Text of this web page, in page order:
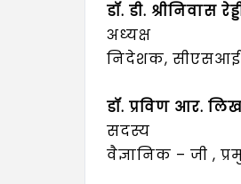
डॉ. डी. श्रीनिवास
अध्‍यक्ष
निदेशक,
डॉ. प्रविण आर.
सदस्य
वैज्ञानिक – जी ,